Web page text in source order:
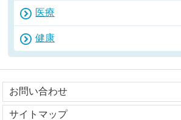
医療
健康
お問い合わせ
サイトマップ